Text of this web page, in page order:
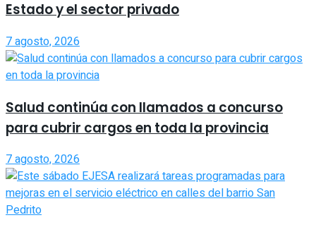
Estado y el sector privado
7 agosto, 2026
Salud continúa con llamados a concurso
para cubrir cargos en toda la provincia
7 agosto, 2026